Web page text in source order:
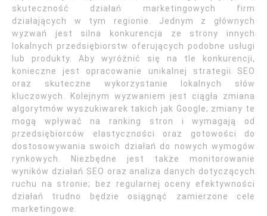
skuteczność działań marketingowych firm
działających w tym regionie. Jednym z głównych
wyzwań jest silna konkurencja ze strony innych
lokalnych przedsiębiorstw oferujących podobne usługi
lub produkty. Aby wyróżnić się na tle konkurencji,
konieczne jest opracowanie unikalnej strategii SEO
oraz skuteczne wykorzystanie lokalnych słów
kluczowych. Kolejnym wyzwaniem jest ciągła zmiana
algorytmów wyszukiwarek takich jak Google; zmiany te
mogą wpływać na ranking stron i wymagają od
przedsiębiorców elastyczności oraz gotowości do
dostosowywania swoich działań do nowych wymogów
rynkowych. Niezbędne jest także monitorowanie
wyników działań SEO oraz analiza danych dotyczących
ruchu na stronie; bez regularnej oceny efektywności
działań trudno będzie osiągnąć zamierzone cele
marketingowe.